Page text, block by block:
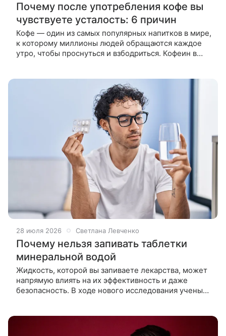
Почему после употребления кофе вы
чувствуете усталость: 6 причин
Кофе — один из самых популярных напитков в мире,
к которому миллионы людей обращаются каждое
утро, чтобы проснуться и взбодриться. Кофеин в
28 июля 2026 Светлана Левченко
Почему нельзя запивать таблетки
минеральной водой
Жидкость, которой вы запиваете лекарства, может
напрямую влиять на их эффективность и даже
безопасность. В ходе нового исследования ученые